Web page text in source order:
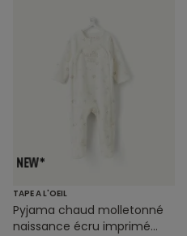
TAPE A L'OEIL
Pyjama chaud molletonné
naissance écru imprimé